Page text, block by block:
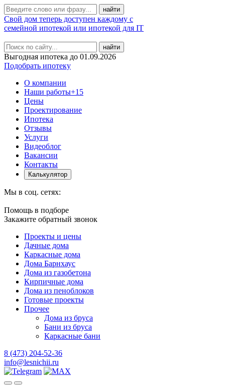
Свой дом теперь доступен каждому с
семейной ипотекой или ипотекой для IT
найти
Выгодная ипотека до 01.09.2026
Подобрать ипотеку
О компании
Наши работы+15
Цены
Проектирование
Ипотека
Отзывы
Услуги
Видеоблог
Вакансии
Контакты
Калькулятор
Мы в соц. сетях:
Помощь в подборе
Закажите обратный звонок
Проекты и цены
Дачные дома
Каркасные дома
Дома Барнхаус
Дома из газобетона
Кирпичные дома
Дома из пеноблоков
Готовые проекты
Прочее
Дома из бруса
Бани из бруса
Каркасные бани
8 (473) 204-52-36
info@lesnichii.ru